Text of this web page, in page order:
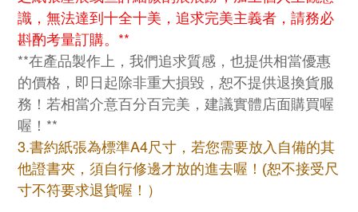
識，無法達到十全十美，追求完美主義者，請務必
斟酌考量訂購。**
**在產品製作上，我們追求質感，也提供相當優惠
的價格，即日起除非重大損毀，恕不提供退換貨服
務！若相當介意百分百完美，建議實體店面購買喔
喔！**
3.書約紙張為標準A4尺寸，若您需要放入自備的其
他證書夾，須自行修邊才放的進去喔！ (恕不接受尺
寸不符要求退貨喔！）